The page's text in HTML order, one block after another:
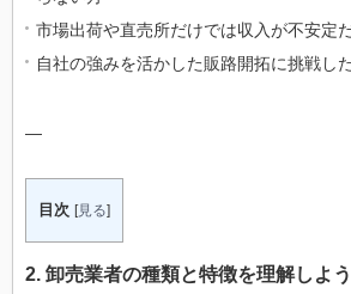
市場出荷や直売所だけでは収入が不安定
自社の強みを活かした販路開拓に挑戦し
—
目次 [見る]
2. 卸売業者の種類と特徴を理解しよう